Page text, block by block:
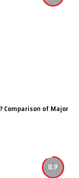
Comparison of Major
8.9